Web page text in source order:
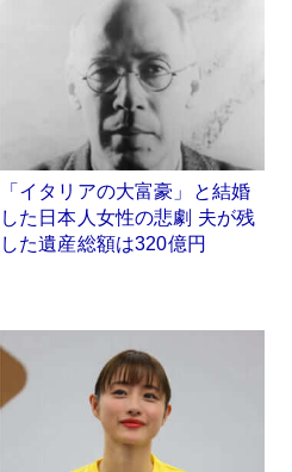
「イタリアの大富豪」と結婚
した日本人女性の悲劇 夫が残
した遺産総額は320億円